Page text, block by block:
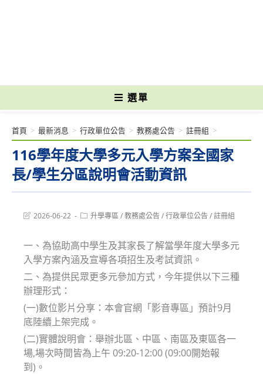
選單
116學年度大學多元入學方案全國家
長/學生分區說明會活動資訊
首頁 > 最新消息 > 行政單位公告 > 教務處公告 > 註冊組 >
Post2026-06-22
Post升學專區/教務處公告/行政單位公告/註冊組
一、為協助高中學生及其家長了解當學年度大學多元
入學方案內涵及宣導各項招生及考試資訊。
二、為提供民眾更多元參加方式，今年提供以下三種
辦理形式：
(一)數位影片分享：本會官網「影音專區」預計9月
底陸續上架完成。
(二)實體說明會：舉辦北區、中區、南區及東區各一
場,場次時間皆為上午 09:20-12:00 (09:00開始報
到)。